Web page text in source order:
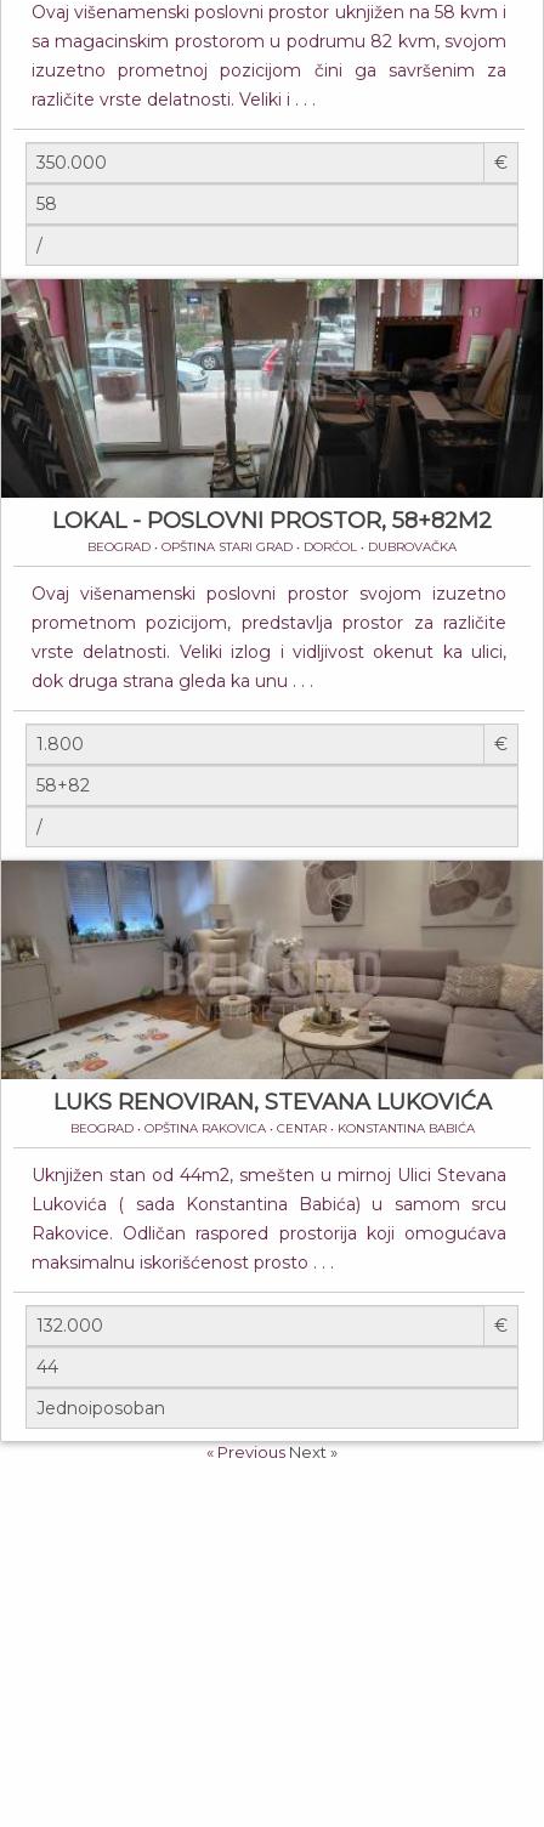
Ovaj višenamenski poslovni prostor uknjižen na 58 kvm i
sa magacinskim prostorom u podrumu 82 kvm, svojom
izuzetno prometnoj pozicijom čini ga savršenim za
različite vrste delatnosti. Veliki i . . .
€
LOKAL - POSLOVNI PROSTOR, 58+82M2
BEOGRAD • OPŠTINA STARI GRAD • DORĆOL • DUBROVAČKA
Ovaj višenamenski poslovni prostor svojom izuzetno
prometnom pozicijom, predstavlja prostor za različite
vrste delatnosti. Veliki izlog i vidljivost okenut ka ulici,
dok druga strana gleda ka unu . . .
€
LUKS RENOVIRAN, STEVANA LUKOVIĆA
BEOGRAD • OPŠTINA RAKOVICA • CENTAR • KONSTANTINA BABIĆA
Uknjižen stan od 44m2, smešten u mirnoj Ulici Stevana
Lukovića ( sada Konstantina Babića) u samom srcu
Rakovice. Odličan raspored prostorija koji omogućava
maksimalnu iskorišćenost prosto . . .
€
« PreviousNext »